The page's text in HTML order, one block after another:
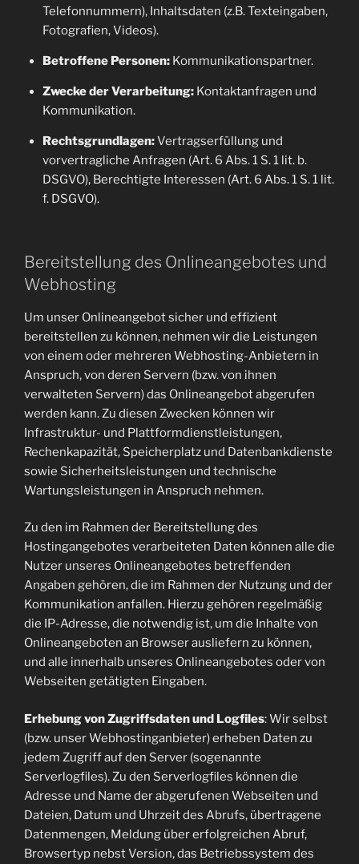
Telefonnummern), Inhaltsdaten (z.B. Texteingaben,
Fotografien, Videos).
Betroffene Personen:Kommunikationspartner.
Zwecke der Verarbeitung:Kontaktanfragen und
Kommunikation.
Rechtsgrundlagen:Vertragserfüllung und
vorvertragliche Anfragen (Art. 6 Abs. 1 S. 1 lit. b.
DSGVO), Berechtigte Interessen (Art. 6 Abs. 1 S. 1 lit.
f. DSGVO).
Bereitstellung des Onlineangebotes und
Webhosting
Um unser Onlineangebot sicher und effizient
bereitstellen zu können, nehmen wir die Leistungen
von einem oder mehreren Webhosting-Anbietern in
Anspruch, von deren Servern (bzw. von ihnen
verwalteten Servern) das Onlineangebot abgerufen
werden kann. Zu diesen Zwecken können wir
Infrastruktur- und Plattformdienstleistungen,
Rechenkapazität, Speicherplatz und Datenbankdienste
sowie Sicherheitsleistungen und technische
Wartungsleistungen in Anspruch nehmen.
Zu den im Rahmen der Bereitstellung des
Hostingangebotes verarbeiteten Daten können alle die
Nutzer unseres Onlineangebotes betreffenden
Angaben gehören, die im Rahmen der Nutzung und der
Kommunikation anfallen. Hierzu gehören regelmäßig
die IP-Adresse, die notwendig ist, um die Inhalte von
Onlineangeboten an Browser ausliefern zu können,
und alle innerhalb unseres Onlineangebotes oder von
Webseiten getätigten Eingaben.
Erhebung von Zugriffsdaten und Logfiles: Wir selbst
(bzw. unser Webhostinganbieter) erheben Daten zu
jedem Zugriff auf den Server (sogenannte
Serverlogfiles). Zu den Serverlogfiles können die
Adresse und Name der abgerufenen Webseiten und
Dateien, Datum und Uhrzeit des Abrufs, übertragene
Datenmengen, Meldung über erfolgreichen Abruf,
Browsertyp nebst Version, das Betriebssystem des